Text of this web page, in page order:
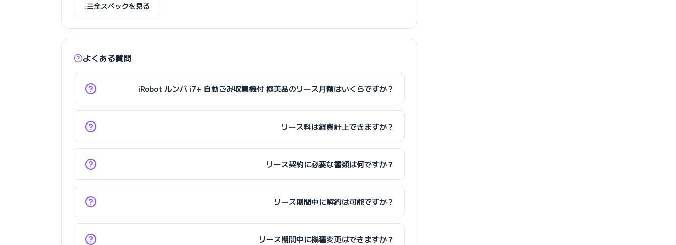
全スペックを見る
よくある質問
iRobot ルンバ i7+ 自動ごみ収集機付 極美品のリース月額はいくらですか？
リース料は経費計上できますか？
リース契約に必要な書類は何ですか？
リース期間中に解約は可能ですか？
リース期間中に機種変更はできますか？